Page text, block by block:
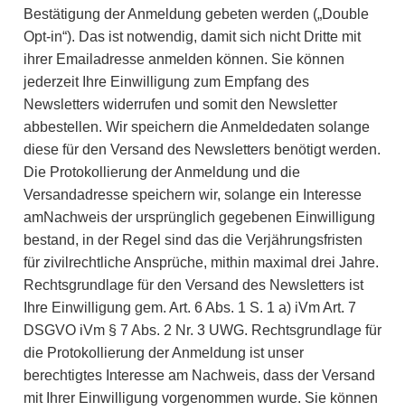
Bestätigung der Anmeldung gebeten werden („Double
Opt-in“). Das ist notwendig, damit sich nicht Dritte mit
ihrer Emailadresse anmelden können. Sie können
jederzeit Ihre Einwilligung zum Empfang des
Newsletters widerrufen und somit den Newsletter
abbestellen. Wir speichern die Anmeldedaten solange
diese für den Versand des Newsletters benötigt werden.
Die Protokollierung der Anmeldung und die
Versandadresse speichern wir, solange ein Interesse
amNachweis der ursprünglich gegebenen Einwilligung
bestand, in der Regel sind das die Verjährungsfristen
für zivilrechtliche Ansprüche, mithin maximal drei Jahre.
Rechtsgrundlage für den Versand des Newsletters ist
Ihre Einwilligung gem. Art. 6 Abs. 1 S. 1 a) iVm Art. 7
DSGVO iVm § 7 Abs. 2 Nr. 3 UWG. Rechtsgrundlage für
die Protokollierung der Anmeldung ist unser
berechtigtes Interesse am Nachweis, dass der Versand
mit Ihrer Einwilligung vorgenommen wurde. Sie können